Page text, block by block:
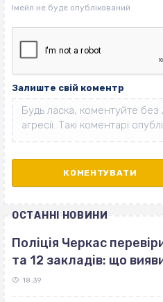
Залиште свій коментр
ОСТАННІ НОВИНИ
Поліція Черкас
та 12 закладів: що
18:39